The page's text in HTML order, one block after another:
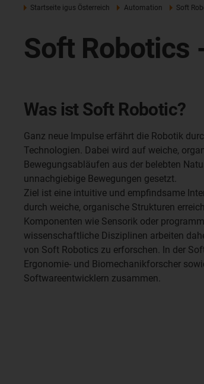
Startseite igus Österreich Automation Soft
Soft Robotics
Was ist Soft Robotic?
Ganz neue Impulse erfährt die Robotik
Technologien. Dabei wird auf weiche,
Bewegungsabläufen aus der belebten
unnachgiebige Bewegungen gesetzt.
Ziel ist eine intuitive und empfindsame
durch weiche, organische Strukturen
Komponenten wie Sensorik oder
wissenschaftliche Disziplinen arbeiten
von Soft Robotics zu erforschen. In der
Ergonomie- und Biomechanikforscher
Softwareentwicklern zusammen.